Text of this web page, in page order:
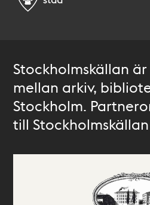
Stockholmskällan
mellan arkiv,
Stockholm.
till